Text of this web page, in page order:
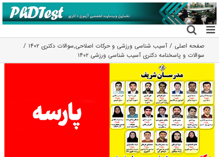
رفتن
به
محتوا
صفحه اصلی آسیب شناسی ورزشی و حرکات اصلاحی,سوالات دکتری ۱۴۰۲
سوالات و پاسخنامه دکتری آسیب شناسی ورزشی ۱۴۰۲